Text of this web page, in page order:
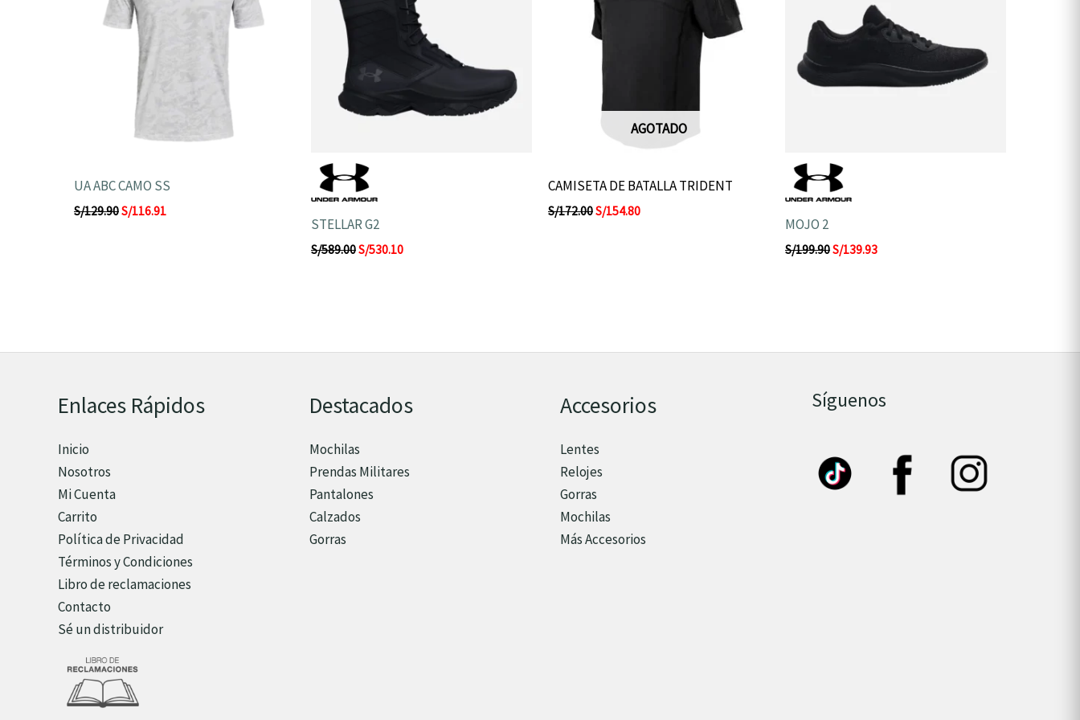
UA ABC CAMO SS
S/129.90S/116.91
STELLAR G2
S/589.00S/530.10
AGOTADO
CAMISETA DE BATALLA TRIDENT
S/172.00S/154.80
MOJO 2
S/199.90S/139.93
Enlaces Rápidos
Inicio
Nosotros
Mi Cuenta
Carrito
Política de Privacidad
Términos y Condiciones
Libro de reclamaciones
Contacto
Sé un distribuidor
Destacados
Mochilas
Prendas Militares
Pantalones
Calzados
Gorras
Accesorios
Lentes
Relojes
Gorras
Mochilas
Más Accesorios
Síguenos